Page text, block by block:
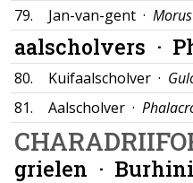
79. Jan-van-gent ·
aalscholvers ·
80. Kuifaalscholver ·
81.
Aalscholver ·
grielen ·